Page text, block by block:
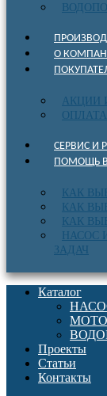
О
АКЦИИ
СЕРВИС И
ПОМОЩЬ
КАК
КАК
КАК
ЗАДАЧ
Каталог
Проекты
Статьи
Контакты